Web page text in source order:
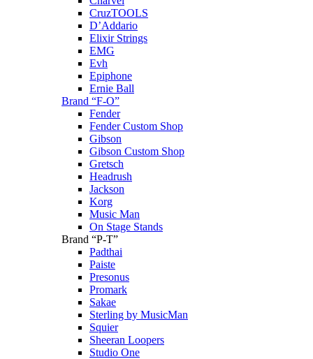
CruzTOOLS
D’Addario
Elixir Strings
EMG
Evh
Epiphone
Ernie Ball
Brand “F-O”
Fender
Fender Custom Shop
Gibson
Gibson Custom Shop
Gretsch
Headrush
Jackson
Korg
Music Man
On Stage Stands
Brand “P-T”
Padthai
Paiste
Presonus
Promark
Sakae
Sterling by MusicMan
Squier
Sheeran Loopers
Studio One